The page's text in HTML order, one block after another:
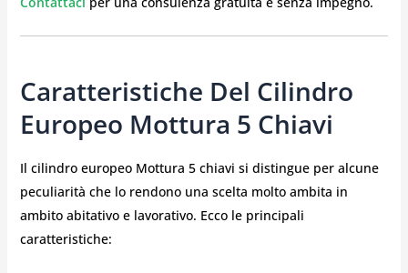
Caratteristiche Del Cilindro
Europeo Mottura 5 Chiavi
Il cilindro europeo Mottura 5 chiavi si distingue per alcune
peculiarità che lo rendono una scelta molto ambita in
ambito abitativo e lavorativo. Ecco le principali
caratteristiche: